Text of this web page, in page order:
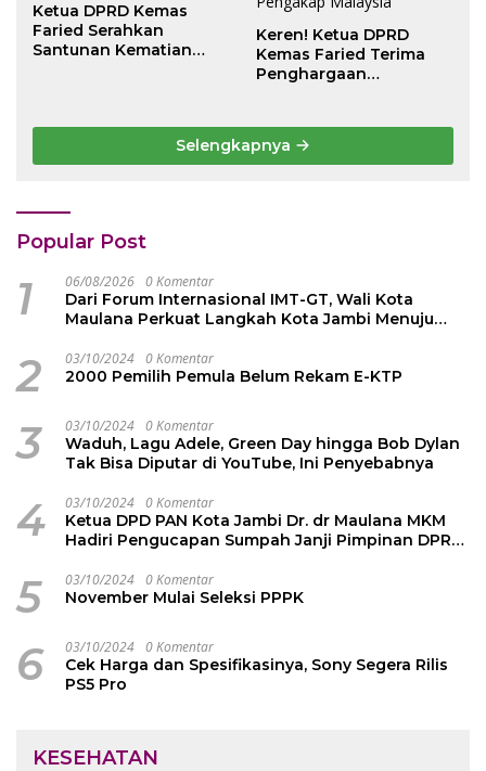
Ketua DPRD Kemas
Faried Serahkan
Santunan Kematian
Keren! Ketua DPRD
Kemas Faried Terima
Penghargaan
dari Persekutuan
Pengakap Malaysia
Selengkapnya
Popular Post
1 06/08/2026 0 Komentar
Dari Forum Internasional IMT-GT, Wali Kota
Maulana Perkuat Langkah Kota Jambi Menuju
2 03/10/2024 0 Komentar
2000 Pemilih Pemula Belum Rekam E-KTP
3 03/10/2024 0 Komentar
Waduh, Lagu Adele, Green Day hingga Bob Dylan
Tak Bisa Diputar di YouTube, Ini Penyebabnya
4 03/10/2024 0 Komentar
Ketua DPD PAN Kota Jambi Dr. dr Maulana MKM
Hadiri Pengucapan Sumpah Janji Pimpinan DPRD
5 03/10/2024 0 Komentar
November Mulai Seleksi PPPK
6 03/10/2024 0 Komentar
Cek Harga dan Spesifikasinya, Sony Segera Rilis
PS5 Pro
KESEHATAN